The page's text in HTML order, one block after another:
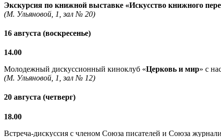
Экскурсия по книжной выставке «Искусство книжного
(М. Ульяновой, 1, зал № 20)
16 августа (воскресенье)
14.00
Молодежный дискуссионный киноклуб «Церковь и мир» с
(М. Ульяновой, 1, зал № 12)
20 августа (четверг)
18.00
Встреча-дискуссия с членом Союза писателей и Союза